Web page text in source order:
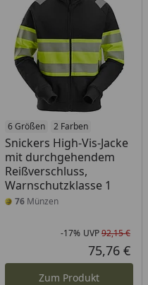
in ProzentPreis
Preis
6 Größen 2 Farben
Snickers High-Vis-Jacke
mit durchgehendem
Reißverschluss,
Warnschutzklasse 1
76Münzen
-17% UVP92,15 €
75,76 €
Zum Produkt